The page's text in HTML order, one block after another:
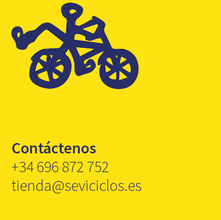
Contáctenos
+34 696 872 752
tienda@seviciclos.es